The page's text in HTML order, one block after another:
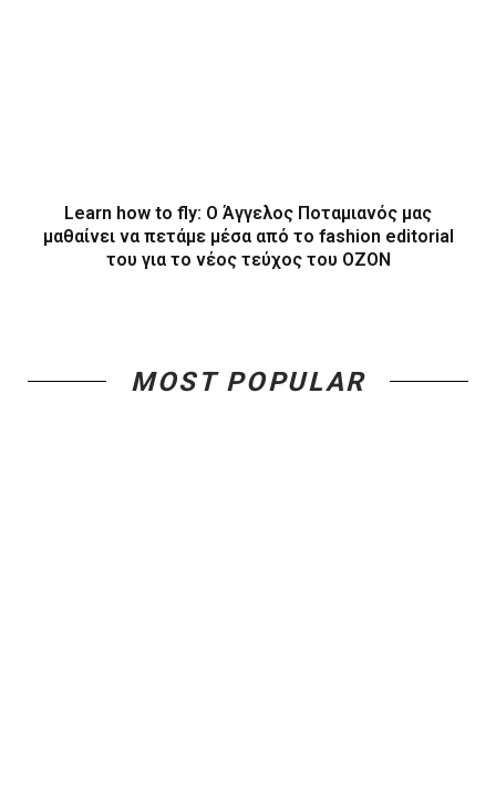
Learn how to fly: O Άγγελος Ποταμιανός μας
μαθαίνει να πετάμε μέσα από το fashion editorial
του για το νέος τεύχος του ΟΖΟΝ
MOST POPULAR